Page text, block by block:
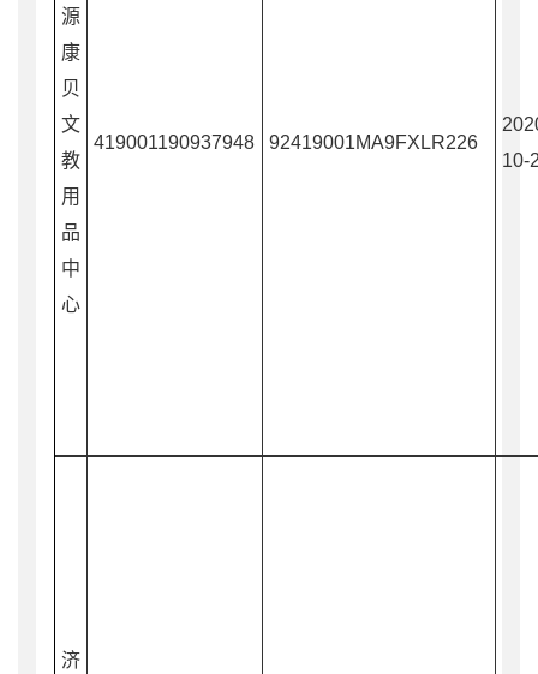
源
康
贝
文
教
用
品
中
心
419001190937948 92419001MA9FXLR226
10-
济